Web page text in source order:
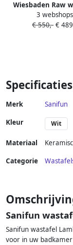
Wiesbaden Raw
enkel met 2
120x46x5 cm
3 webshops
€ 550,- €
Specificaties
Merk Sanifun
Kleur Wit
Materiaal
Categorie
Sanifun
Sanifun wastafel
voor in uw